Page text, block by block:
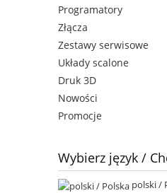
Programatory
Złącza
Zestawy serwisowe
Układy scalone
Druk 3D
Nowości
Promocje
Wybierz język /
polski /